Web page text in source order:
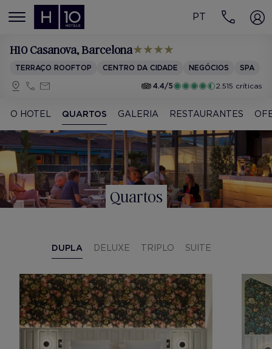
MENÚ
PT
H10 Casanova, Barcelona
TERRAÇO ROOFTOP CENTRO DA CIDADE NEGÓCIOS
SPA
4.4/5
2.515 críticas
O HOTEL QUARTOS GALERIA RESTAURANTES
Quartos
DUPLA DELUXE TRIPLO SUITE